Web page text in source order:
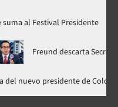
Sarante se suma al Festival
descarta Secretaría de
la investidura del nuevo